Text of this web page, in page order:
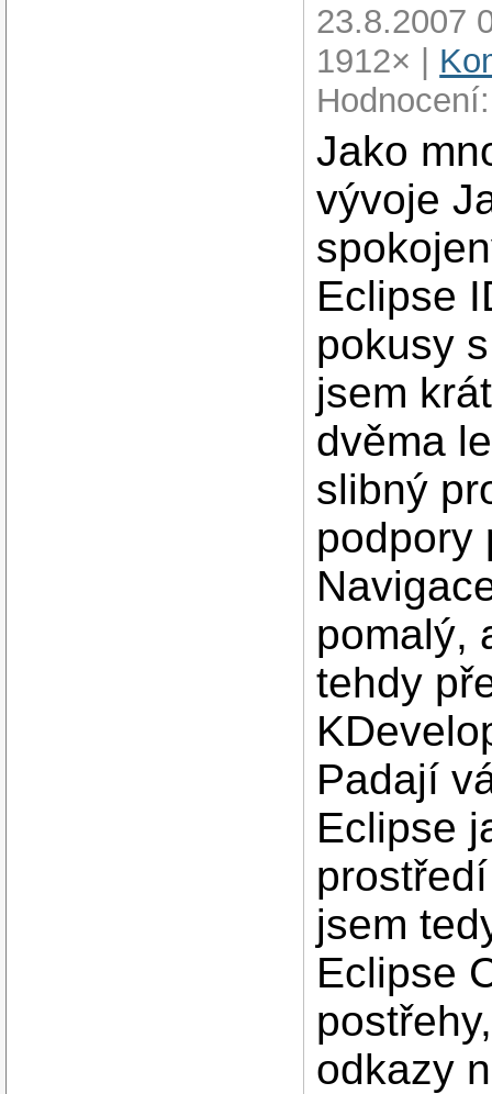
23.8.2007
1912× |
Jako
vývoje
Eclipse
pokusy
jsem
dvěma
slibný
podpory
pomalý,
tehdy
Padají
Eclipse
jsem
Eclipse
odkazy